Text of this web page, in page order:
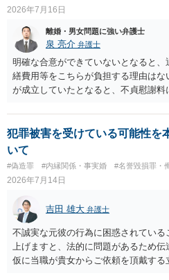
2026年7月16日
離婚・男女問題に強い弁護士
泉 亮介 弁護士
明確な合意ができていないとなると
繕費用等をこちらが負担する理由は
が成立していたとなると、不貞慰謝
れば早めに弁護士に相談し、弁護士
う。
犯罪被害を受けている可能性を
いて
#偽造罪 #内縁関係・事実婚 #名誉毀損罪・
2026年7月14日
吉田 雄大 弁護士
不誠実な元彼の行為に困惑されてい
上げますと、法的に問題があるため
仮に当職が貴女からご依頼を頂戴す